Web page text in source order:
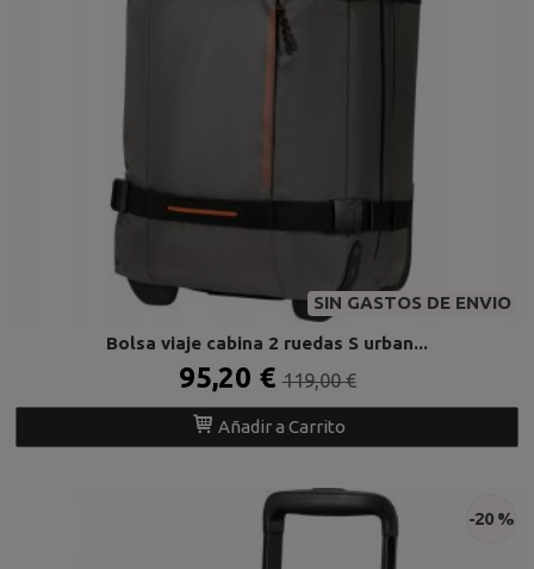
SIN GASTOS DE ENVIO
Bolsa viaje cabina 2 ruedas S urban...
95,20 €119,00 €
Añadir a Carrito
-20 %